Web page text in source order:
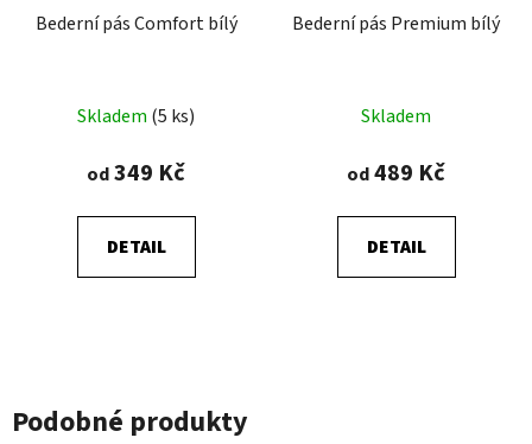
Bederní pás Comfort bílý
hodnocení
produktu
4,9
z
Skladem (5 ks)
od349 Kč
DETAIL
Bederní pás Premium bílý
hodnocení
produktu
4,8
z
Skladem
od489 Kč
DETAIL
Podobné produkty